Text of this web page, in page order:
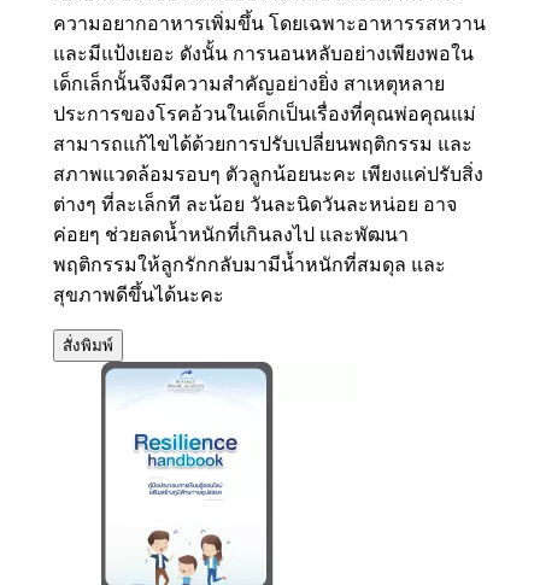
ความอยากอาหารเพิ่มขึ้น โดยเฉพาะอาหารรสหวาน
และมีแป้งเยอะ ดังนั้น การนอนหลับอย่างเพียงพอใน
เด็กเล็กนั้นจึงมีความสำคัญอย่างยิ่ง สาเหตุหลาย
ประการของโรคอ้วนในเด็กเป็นเรื่องที่คุณพ่อคุณแม่
สามารถแก้ไขได้ด้วยการปรับเปลี่ยนพฤติกรรม และ
สภาพแวดล้อมรอบๆ ตัวลูกน้อยนะคะ เพียงแค่ปรับสิ่ง
ต่างๆ ที่ละเล็กที ละน้อย วันละนิดวันละหน่อย อาจ
ค่อยๆ ช่วยลดน้ำหนักที่เกินลงไป และพัฒนา
พฤติกรรมให้ลูกรักกลับมามีน้ำหนักที่สมดุล และ
สุขภาพดีขึ้นได้นะคะ
สั่งพิมพ์